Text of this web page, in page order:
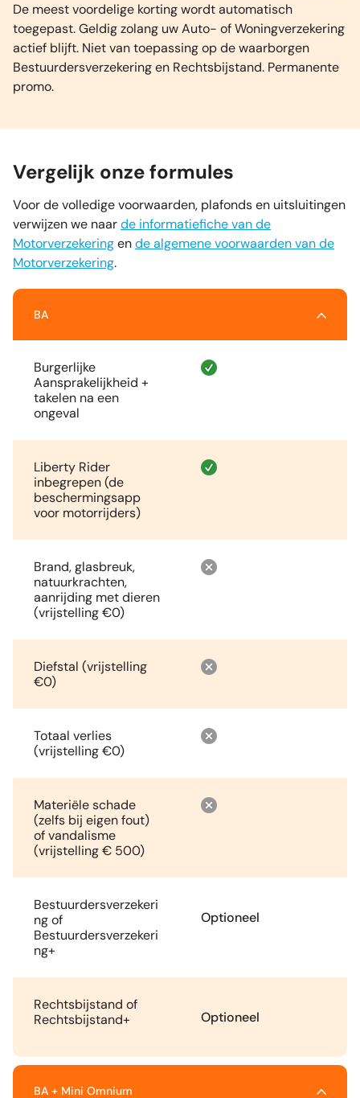
De meest voordelige korting wordt automatisch
toegepast. Geldig zolang uw Auto- of Woningverzekering
actief blijft. Niet van toepassing op de waarborgen
Bestuurdersverzekering en Rechtsbijstand. Permanente
promo.
Vergelijk onze formules
Voor de volledige voorwaarden, plafonds en uitsluitingen
verwijzen we naarde informatiefiche van de
Motorverzekeringende algemene voorwaarden van de
Motorverzekering.
BA
Burgerlijke
Aansprakelijkheid +
takelen na een
ongeval
Liberty Rider
inbegrepen (de
beschermingsapp
voor motorrijders)
Brand, glasbreuk,
natuurkrachten,
aanrijding met dieren
(vrijstelling €0)
Diefstal (vrijstelling
€0)
Totaal verlies
(vrijstelling €0)
Materiële schade
(zelfs bij eigen fout)
of vandalisme
(vrijstelling € 500)
Bestuurdersverzekeri
ng of
Bestuurdersverzekeri
ng+
Optioneel
Rechtsbijstand of
Rechtsbijstand+
Optioneel
BA + Mini Omnium